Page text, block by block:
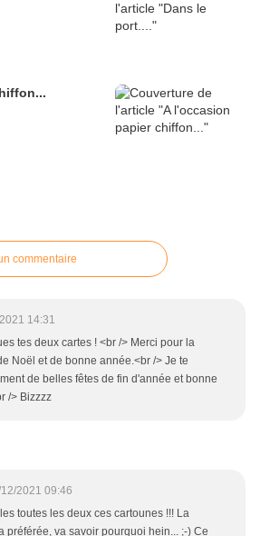
commentaire
14:31
tes deux cartes ! <br /> Merci pour la
Noël et de bonne année.<br /> Je te
de belles fêtes de fin d'année et bonne
/> Bizzzz
2021 09:46
toutes les deux ces cartounes !!! La
préférée, va savoir pourquoi hein... ;-) Ce